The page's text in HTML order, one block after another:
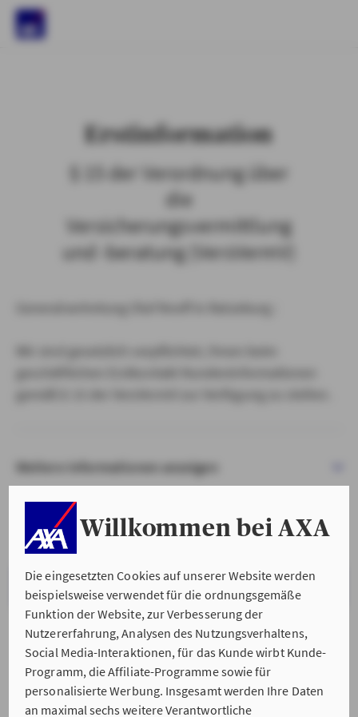
Willkommen bei AXA
Die eingesetzten Cookies auf unserer Website werden
beispielsweise verwendet für die ordnungsgemäße
Funktion der Website, zur Verbesserung der
Nutzererfahrung, Analysen des Nutzungsverhaltens,
Social Media-Interaktionen, für das Kunde wirbt Kunde-
Programm, die Affiliate-Programme sowie für
personalisierte Werbung. Insgesamt werden Ihre Daten
an maximal sechs weitere Verantwortliche
Erstinformation
§ 15 der Verordnung über
die
Versicherungsvermittlung
und -beratung (VersVermV)
Weitere Informationen anzeigen
VERSTANDEN & WEITER